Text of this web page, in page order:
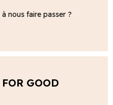
nous faire passer ?
GOOD